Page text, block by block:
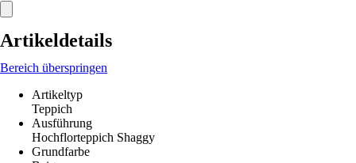
Artikeldetails
Bereich überspringen
Artikeltyp
Teppich
Ausführung
Hochflorteppich Shaggy
Grundfarbe